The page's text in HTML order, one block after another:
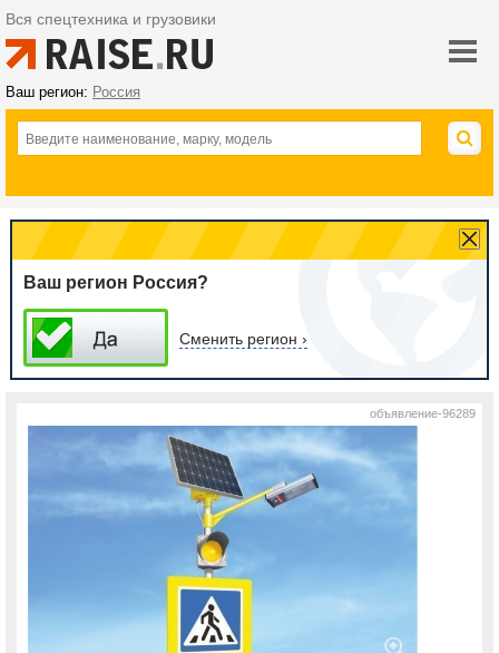
Вся спецтехника и грузовики
Ваш регион: Россия
Ваш регион Россия?
Сменить регион ›
объявление-96289